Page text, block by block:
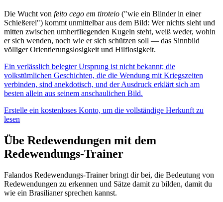
Die Wucht von feito cego em tiroteio ("wie ein Blinder in einer
Schießerei") kommt unmittelbar aus dem Bild: Wer nichts sieht und
mitten zwischen umherfliegenden Kugeln steht, weiß weder, wohin
er sich wenden, noch wie er sich schützen soll — das Sinnbild
völliger Orientierungslosigkeit und Hilflosigkeit.
Ein verlässlich belegter Ursprung ist nicht bekannt; die
volkstümlichen Geschichten, die die Wendung mit Kriegszeiten
verbinden, sind anekdotisch, und der Ausdruck erklärt sich am
besten allein aus seinem anschaulichen Bild.
Erstelle ein kostenloses Konto, um die vollständige Herkunft zu
lesen
Übe Redewendungen mit dem
Redewendungs-Trainer
Falandos Redewendungs-Trainer bringt dir bei, die Bedeutung von
Redewendungen zu erkennen und Sätze damit zu bilden, damit du
wie ein Brasilianer sprechen kannst.